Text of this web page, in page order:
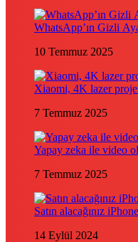
WhatsApp’ın Gizli
10 Temmuz 2025
Xiaomi, 4K lazer
7 Temmuz 2025
Yapay zeka ile video
7 Temmuz 2025
Satın alacağınız
14 Eylül 2024